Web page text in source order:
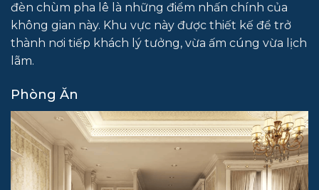
đèn chùm pha lê là những điểm nhấn chính của
không gian này. Khu vực này được thiết kế để trở
thành nơi tiếp khách lý tưởng, vừa ấm cúng vừa lịch
lãm.
Phòng Ăn